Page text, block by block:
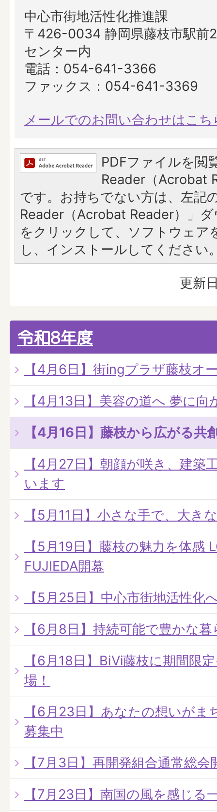
中心市街地活性化推進課
〒426-0034 静岡県藤枝市駅前
センター内
電話：054-641-3366
ファックス：054-641-3369
メールでのお問い合わせはこち
PDFファイルを閲
Reader（Acrobat
です。お持ちでない方は、左記
Reader（Acrobat Reader）」
をクリックして、ソフトウェア
し、インストールしてください
更新
令和8年度
【4月6日】街ingプラザ藤枝オ
【4月13日】美容の道へ 夢に
【4月16日】藤枝から広がる共
【4月27日】朝顔が咲き、建築
います
【5月11日】小さな手で、大き
【5月19日】藤枝の魅力を体感
FUJIEDA開幕
【5月25日】中心市街地活性化
【6月8日】持続可能で豊かな
【6月18日】BiVi藤枝に期間限
場！
【6月23日】あなたの想いがま
募集中
【7月3日】再開発組合通常総会
【7月23日】南国の風を感じる